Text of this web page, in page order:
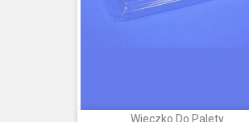
Wieczko Do Palety...